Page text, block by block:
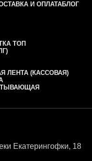
И ОПЛАТАБЛОГ
ТОП
ЛЕНТА (КАССОВАЯ)
Екатерингофки, 18